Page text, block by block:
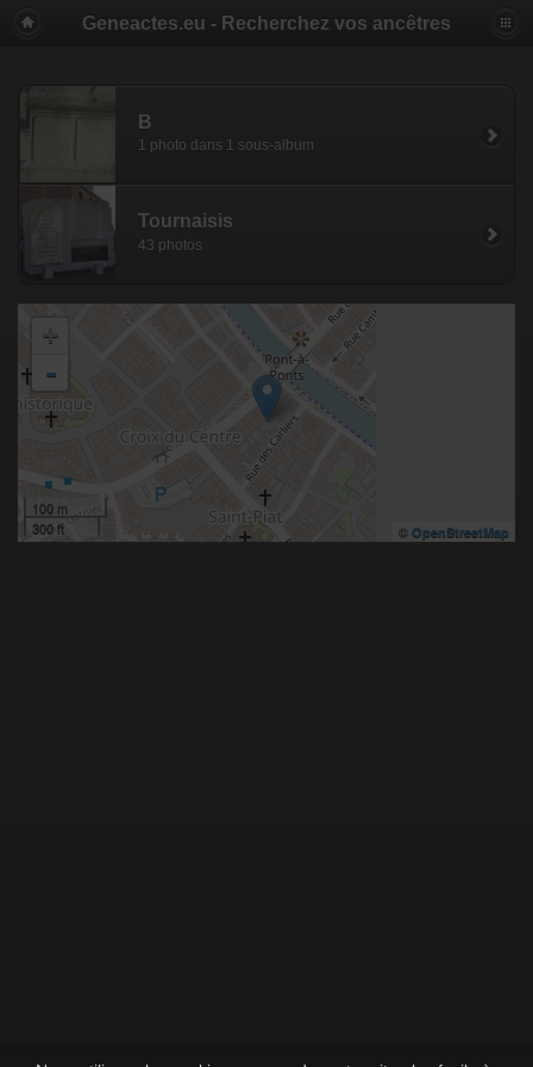
Geneactes.eu - Recherchez vos ancêtres
B
1 photo dans 1 sous-album
Tournaisis
43 photos
+
-
100 m
300 ft
© OpenStreetMap